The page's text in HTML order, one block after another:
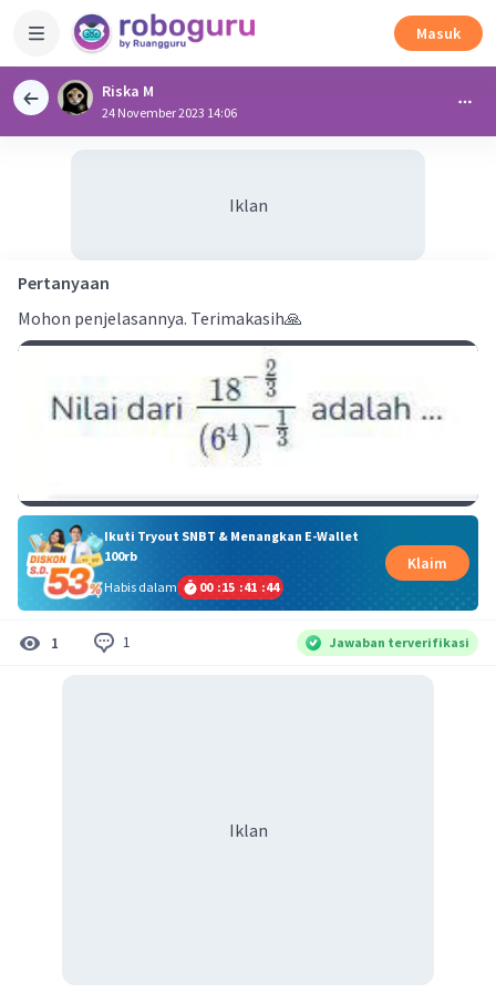
Masuk
Riska M
24 November 2023 14:06
Iklan
Pertanyaan
Mohon penjelasannya. Terimakasih🙏
Ikuti Tryout SNBT & Menangkan E-Wallet
100rb
Habis dalam
00 :15 :41 :44
Klaim
1 1 Jawaban terverifikasi
Iklan